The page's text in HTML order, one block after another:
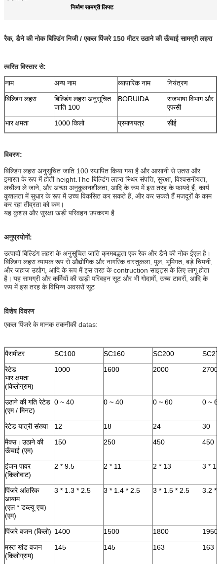
निर्माण सामग्री लिफ्ट
रैक, डैने की नोक बिल्डिंग निजी / एकल पिंजरे 150 मीटर उठाने की ऊँचाई सामग्री लहरा
त्वरित विस्तार से:
नाम अन्य नाम व्यापारिक नाम
नियंत्रण
बिल्डिंग लहरा
बिल्डिंग लहरा अनुसूचित
जाति 100
BORUIDA
राजभाषा विभाग और
एफसी
भार क्षमता
1000 किलो प्रमाणपत्र सीई
विवरण:
बिल्डिंग लहरा अनुसूचित जाति 100 स्थापित किया गया है और आसानी से उतरा और
इमारत के रूप में होती height.The बिल्डिंग लहरा स्थिर संपत्ति, सुरक्षा, विश्वसनीयता,
लचीला ले जाने, और अच्छा अनुकूलनशीलता, आदि के रूप में इस तरह के फायदे हैं, कार्य
कुशलता में सुधार के रूप में उच्च विकसित कर सकते हैं, और कर सकते हैं मजदूरों के काम
कर रहा तीव्रता को कम।
यह कुशल और सुरक्षा खड़ी परिवहन उपकरण है
अनुप्रयोगों:
उत्पादों बिल्डिंग लहरा के अनुसूचित जाति क्रमबद्धता एक रैक और डैने की नोक ईएल है।
बिल्डिंग लहरा व्यापक रूप से औद्योगिक और नागरिक वास्तुकला, पुल, भूमिगत, बड़े चिमनी,
और जहाज उद्योग, आदि के रूप में इस तरह के contruction साइट्स के लिए लागू होता
है। यह सामग्री और कर्मियों की खड़ी परिवहन सूट और भी गोदामों, उच्च टावरों, आदि के
रूप में इस तरह के विभिन्न अवसरों सूट
विशेष विवरण
एकल पिंजरे के मानक तकनीकी datas:
पैरामीटर SC100 SC160 SC200
रेटेड
भार क्षमता
(किलोग्राम)
1000 1600 2000 2700
उठाने की गति रेटेड
(एम / मिनट)
0 ~ 40 0 ~ 40 0 ~ 60 0 ~
रेटेड यात्री संख्या 12 18 24
30
मैक्स। उठाने की
ऊँचाई (एम)
150 250 450 450
इंजन पावर
(किलोवाट)
2 * 9.5 2 * 11 2 * 13 3 *
पिंजरे आंतरिक
आयाम
(एल * डब्ल्यू एच)
(एम)
3 * 1.3 * 2.5 3 * 1.4 * 2.5 3 * 1.5 * 2.5 3.2 *
पिंजरे वजन (किलो) 1400 1500 1800
1950
मस्त खंड वजन
(किलोग्राम)
145 145 163 163